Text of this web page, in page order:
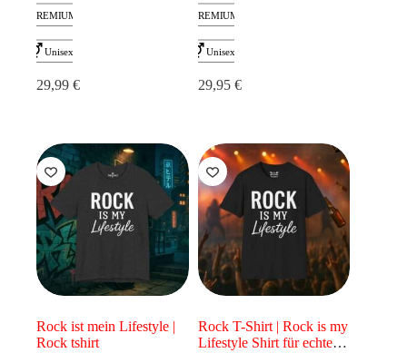
29,99 € 29,95 €
Rock ist mein Lifestyle |
Rock tshirt
Rock T-Shirt | Rock is my
Lifestyle Shirt für echte